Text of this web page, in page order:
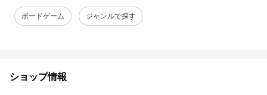
ボードゲーム ジャンルで探す
ショップ情報